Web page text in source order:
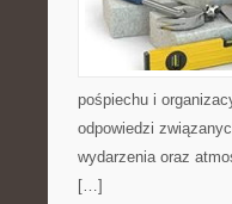
pośpiechu i
odpowiedzi
wydarzenia oraz
[…]